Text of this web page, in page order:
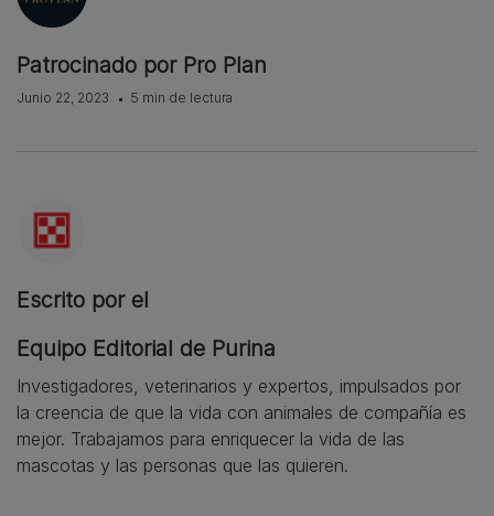
Patrocinado por Pro Plan
Junio 22, 2023 5 min de lectura
Escrito por el
Equipo Editorial de Purina
Investigadores, veterinarios y expertos, impulsados por
la creencia de que la vida con animales de compañía es
mejor. Trabajamos para enriquecer la vida de las
mascotas y las personas que las quieren.